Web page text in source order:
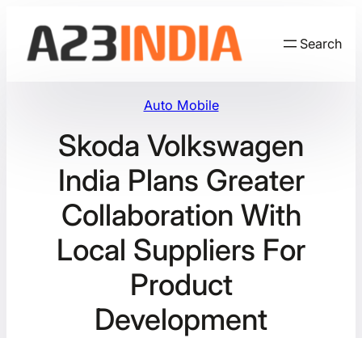
content
Search
Auto Mobile
Skoda Volkswagen
India Plans Greater
Collaboration With
Local Suppliers For
Product
Development